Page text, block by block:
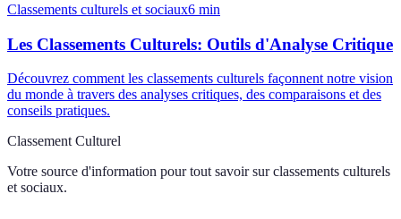
Classements culturels et sociaux6 min
Les Classements Culturels: Outils d'Analyse Critique
Découvrez comment les classements culturels façonnent notre vision
du monde à travers des analyses critiques, des comparaisons et des
conseils pratiques.
Classement Culturel
Votre source d'information pour tout savoir sur classements culturels
et sociaux.